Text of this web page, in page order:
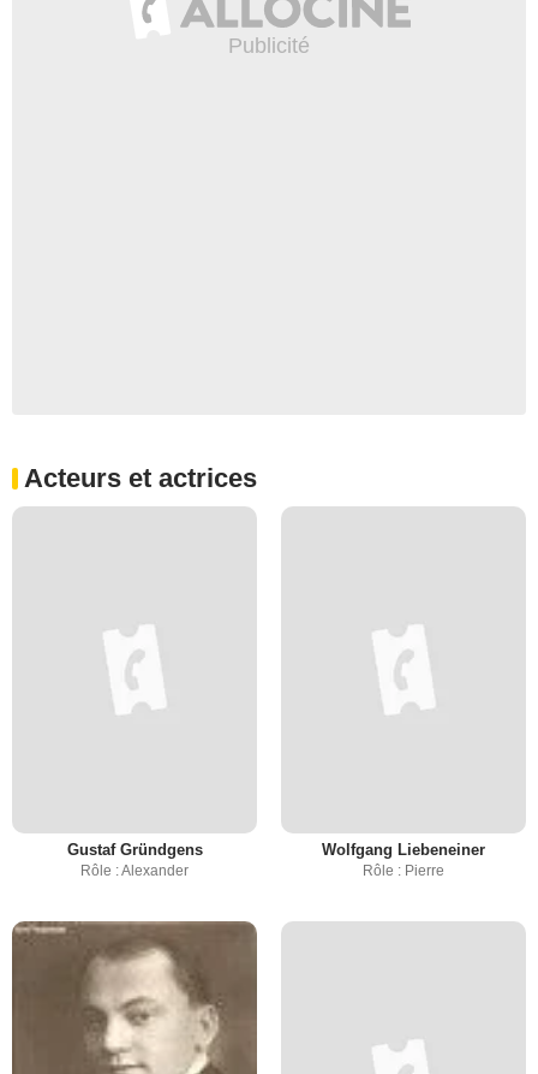
Acteurs et actrices
Gustaf Gründgens
Rôle : Alexander
Wolfgang Liebeneiner
Rôle : Pierre